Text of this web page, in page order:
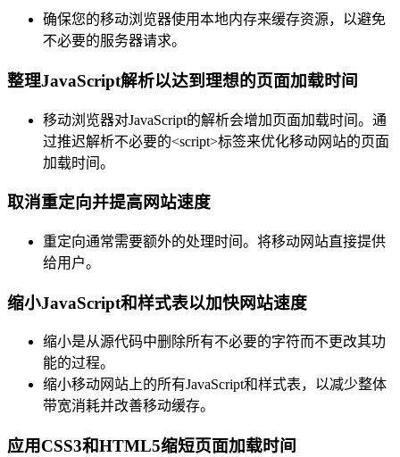
确保您的移动浏览器使用本地内存来缓存资源，以避免
不必要的服务器请求。
整理JavaScript解析以达到理想的页面加载时间
移动浏览器对JavaScript的解析会增加页面加载时间。通
过推迟解析不必要的<script>标签来优化移动网站的页面
加载时间。
取消重定向并提高网站速度
重定向通常需要额外的处理时间。将移动网站直接提供
给用户。
缩小JavaScript和样式表以加快网站速度
缩小是从源代码中删除所有不必要的字符而不更改其功
能的过程。
缩小移动网站上的所有JavaScript和样式表，以减少整体
带宽消耗并改善移动缓存。
应用CSS3和HTML5缩短页面加载时间